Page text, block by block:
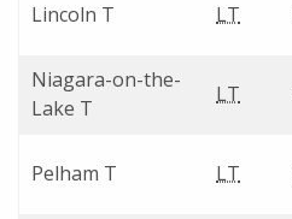
Lincoln T LT
Niagara-on-the-
Lake T
LT
Pelham T LT